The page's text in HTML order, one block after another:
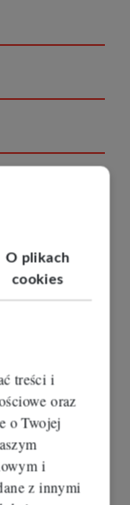
O plikach
cookies
treści i
oraz
o Twojej
i
z innymi